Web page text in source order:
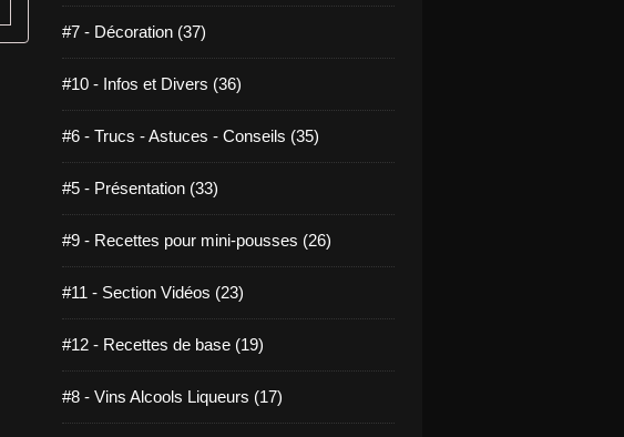
#7 - Décoration (37)
#10 - Infos et Divers (36)
#6 - Trucs - Astuces - Conseils (35)
#5 - Présentation (33)
#9 - Recettes pour mini-pousses (26)
#11 - Section Vidéos (23)
#12 - Recettes de base (19)
#8 - Vins Alcools Liqueurs (17)